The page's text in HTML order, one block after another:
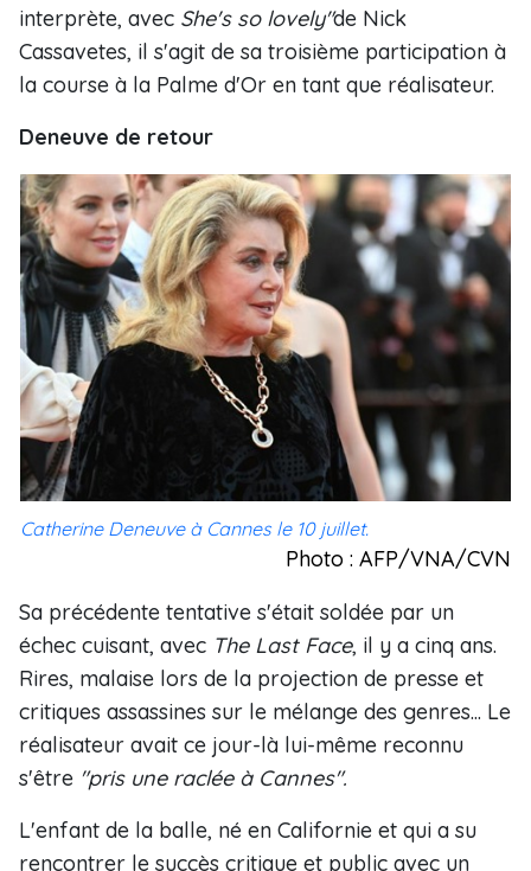
interprète, avec She's so lovely"de Nick
Cassavetes, il s'agit de sa troisième participation à
la course à la Palme d'Or en tant que réalisateur.
Deneuve de retour
Catherine Deneuve à Cannes le 10 juillet.
Photo : AFP/VNA/CVN
Sa précédente tentative s'était soldée par un
échec cuisant, avec The Last Face, il y a cinq ans.
Rires, malaise lors de la projection de presse et
critiques assassines sur le mélange des genres... Le
réalisateur avait ce jour-là lui-même reconnu
s'être "pris une raclée à Cannes".
L'enfant de la balle, né en Californie et qui a su
rencontrer le succès critique et public avec un